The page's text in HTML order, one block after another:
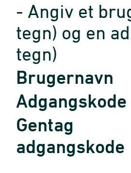
- Angiv et
tegn) og en
tegn)
Brugernavn
Adgangskode
Gentag
adgangskode